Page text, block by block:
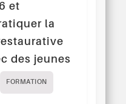
et
la
des jeunes
FORMATION